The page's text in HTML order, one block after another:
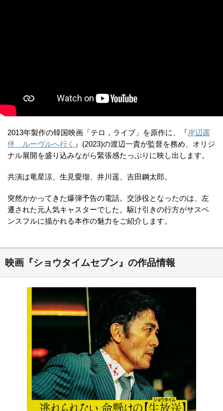
2013年製作の韓国映画「テロ，ライブ」を原作に、『岸辺露
伴 ルーヴルへ行く 』(2023)の渡辺一貴が監督を務め、オリジ
ナル展開を盛り込みながら緊張感たっぷりに映し出します。
共演は竜星涼、生見愛瑠、井川遥、吉田鋼太郎。
突然かかってきた爆弾予告の電話。交渉役となったのは、左
遷された元人気キャスターでした。駆け引きの行方がサスペ
ンスフルに描かれる本作の魅力をご紹介します。
映画『ショウタイムセブン』の作品情報